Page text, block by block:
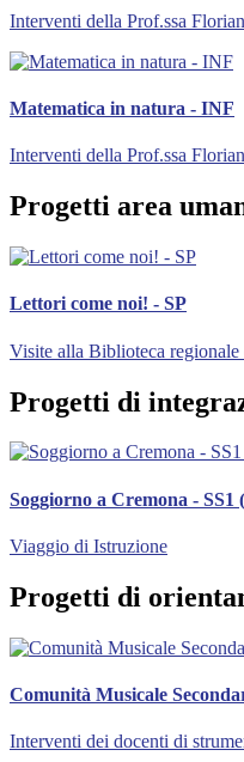
Interventi della Prof.ssa Florian
Matematica in natura - INF
Interventi della Prof.ssa Florian
Progetti area
Lettori come noi! - SP
Visite alla Biblioteca
Progetti di
Soggiorno a Cremona -
Viaggio di Istruzione
Progetti di
Comunità Musicale
Interventi dei docenti di